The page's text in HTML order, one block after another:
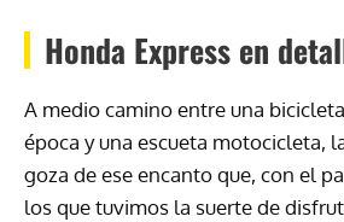
Honda Express en
A medio camino entre una
época y una escueta motocicleta,
goza de ese encanto que, con el
los que tuvimos la suerte de